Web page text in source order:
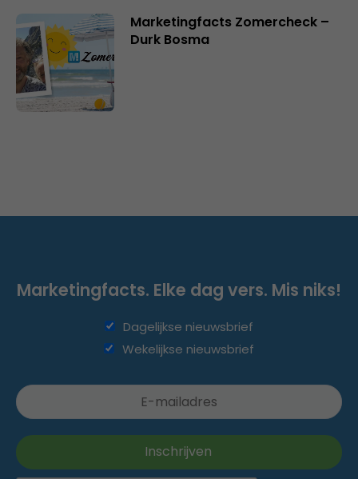
Marketingfacts Zomercheck –
Durk Bosma
Marketingfacts. Elke dag vers. Mis niks!
Dagelijkse nieuwsbrief
Wekelijkse nieuwsbrief